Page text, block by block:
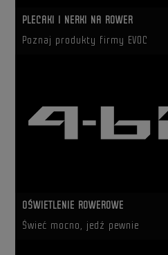
PLECAKI I NERKI NA ROWER
Poznaj produkty firmy EVOC
OŚWIETLENIE ROWEROWE
Świeć mocno, jedź pewnie